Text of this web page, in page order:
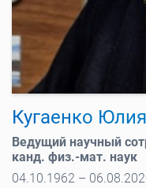
Кугаенко
Ведущий научный
канд. физ.-мат. наук
04.10.1962 –